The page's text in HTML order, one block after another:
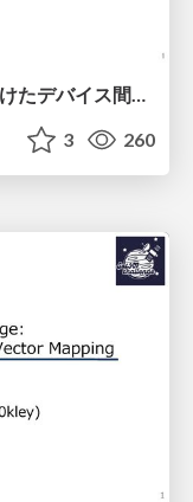
セマンティック通信勉強会 6Gに向けたデバイス間効率的な通信の技術紹介・課題・今後展望
3 260